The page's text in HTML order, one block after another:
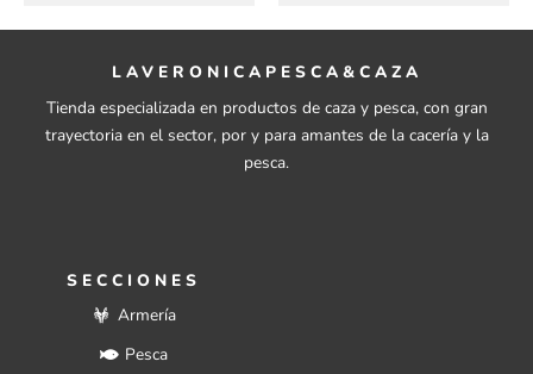
LAVERONICAPESCA&CAZA
Tienda especializada en productos de caza y pesca, con gran
trayectoria en el sector, por y para amantes de la cacería y la
pesca.
SECCIONES
Armería
Pesca